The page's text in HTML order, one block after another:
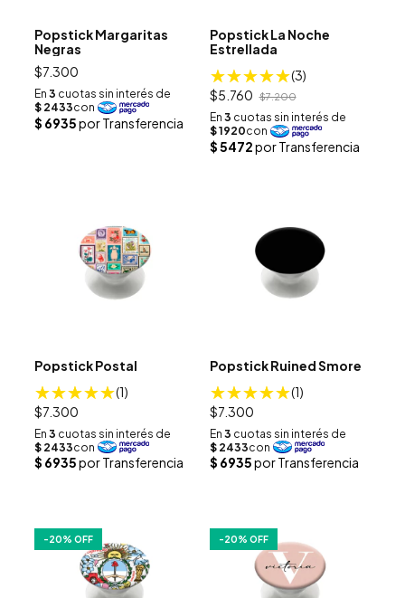
Popstick Margaritas
Negras
$7.300
Popstick La Noche
Estrellada
(3)
$5.760 $7.200
Popstick Postal
(1)
$7.300
Popstick Ruined Smore
(1)
$7.300
-20% OFF -20% OFF